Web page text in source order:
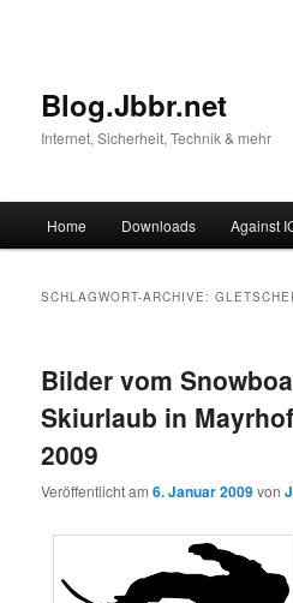
Blog.Jbbr.net
Internet, Sicherheit, Technik & mehr
Zum
Zum
wechseln
Home Downloads Against
SCHLAGWORT-ARCHIVE:
Bilder vom
Skiurlaub in
2009
Veröffentlicht am6. Januar 2009von